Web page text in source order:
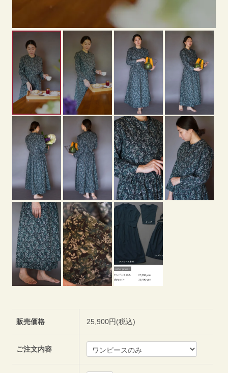
販売価格 25,900円(税込)
ご注文内容